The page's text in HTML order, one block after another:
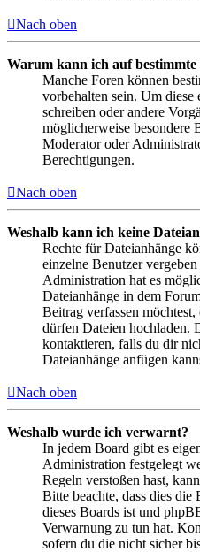
Nach oben
Warum kann ich auf
Manche Foren können
vorbehalten sein. Um diese
schreiben oder andere
möglicherweise besondere
Moderator oder
Berechtigungen.
Nach oben
Weshalb kann ich keine
Rechte für Dateianhänge
einzelne Benutzer
Administration hat es
Dateianhänge in dem
Beitrag verfassen
dürfen Dateien hochladen.
kontaktieren, falls du dir
Dateianhänge anfügen
Nach oben
Weshalb wurde ich verwarnt?
In jedem Board gibt es
Administration festgelegt
Regeln verstoßen hast,
Bitte beachte, dass dies
dieses Boards ist und
Verwarnung zu tun hat.
sofern du die nicht sicher